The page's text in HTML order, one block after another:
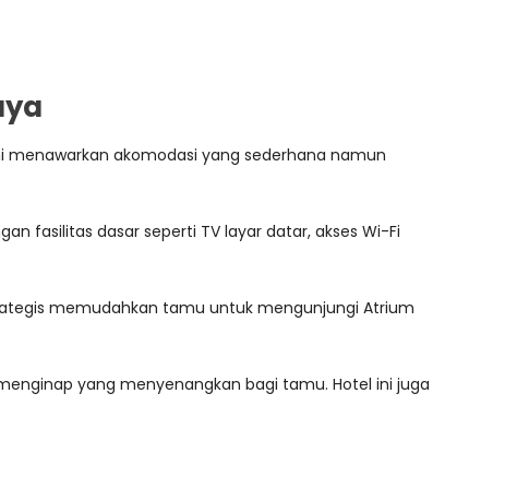
menawarkan akomodasi yang sederhana namun
fasilitas dasar seperti TV layar datar, akses Wi-Fi
memudahkan tamu untuk mengunjungi Atrium
yang menyenangkan bagi tamu. Hotel ini juga